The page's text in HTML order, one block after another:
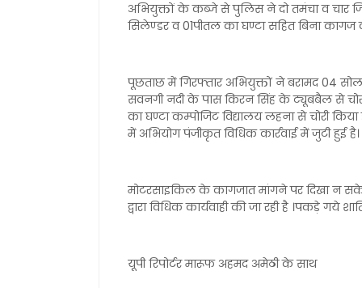
अभियुक्तों के कब्जे से पुलिस ने दो तमंचा व चार
सिलेण्डर व 01पीतल का घण्टा सहित बिना कागज
पूछताछ में गिरफ्तार अभियुक्तों ने बरामद 04
सवनगी नदी के पास किरन सिंह के ट्यूबबैल से
का घण्टा कम्पोजिट विद्यालय लहना से चोरी
में अभियोग पंजीकृत विधिक कार्रवाई में जुटी हुई है।
मोटरसाइकिल के कागजात मांगने पर दिखा न सके
द्वारा विधिक कार्यवाही की जा रही है ।पकड़े गये
यूपी रिपोर्टर मारूफ अहमद अमेठी के साथ